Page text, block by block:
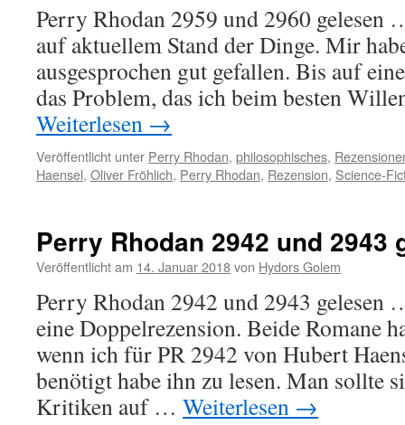
Perry Rhodan 2959 und 2960 gelesen
auf aktuellem Stand der Dinge. Mir
ausgesprochen gut gefallen. Bis auf
das Problem, das ich beim besten
Weiterlesen →
Veröffentlicht unter Perry Rhodan, philosophisches,
Haensel, Oliver Fröhlich, Perry Rhodan, Rezension, Science-
Perry Rhodan 2942 und
Veröffentlicht am 14. Januar 2018von Hydors Golem
Perry Rhodan 2942 und 2943 gelesen
eine Doppelrezension. Beide Romane
wenn ich für PR 2942 von Hubert
benötigt habe ihn zu lesen. Man sollte
Kritiken auf … Weiterlesen →